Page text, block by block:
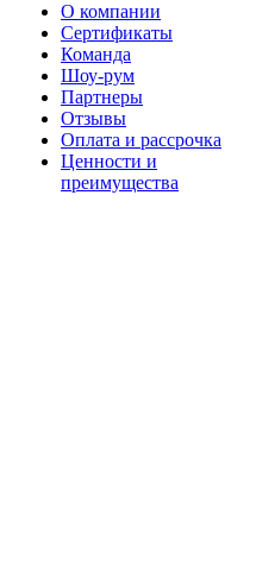
О компании
Сертификаты
Команда
Шоу-рум
Партнеры
Отзывы
Оплата и рассрочка
Ценности и
преимущества